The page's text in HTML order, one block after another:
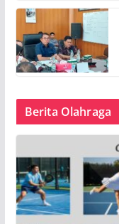
Berita Olahraga